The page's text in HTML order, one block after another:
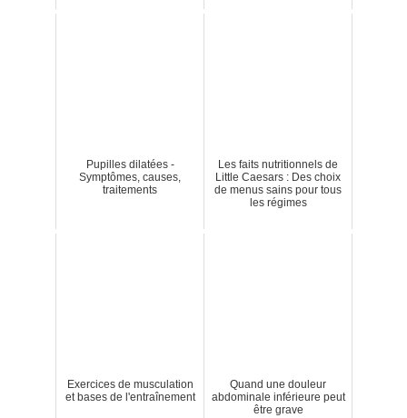
Pupilles dilatées -
Symptômes, causes,
traitements
Les faits nutritionnels de
Little Caesars : Des choix
de menus sains pour tous
les régimes
Exercices de musculation
et bases de l'entraînement
Quand une douleur
abdominale inférieure peut
être grave